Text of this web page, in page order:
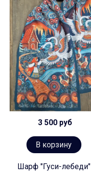
3 500 руб
В корзину
Шарф "Гуси-лебеди"